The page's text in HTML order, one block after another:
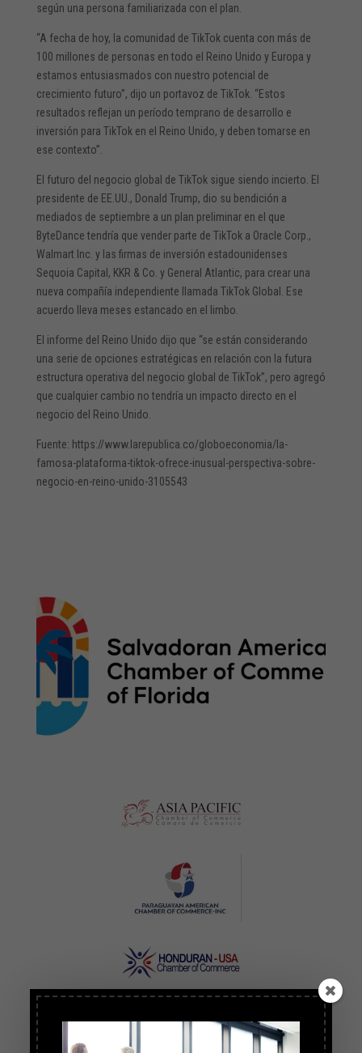
según una persona familiarizada con el plan.
“A fecha de hoy, la comunidad de TikTok cuenta con más de
100 millones de personas en todo el Reino Unido y Europa y
estamos entusiasmados con nuestro potencial de
crecimiento futuro”, dijo un portavoz de TikTok. “Estos
resultados reflejan un período temprano de desarrollo e
inversión para TikTok en el Reino Unido, y deben tomarse en
ese contexto”.
El futuro del negocio global de TikTok sigue siendo incierto. El
presidente de EE.UU., Donald Trump, dio su bendición a
mediados de septiembre a un plan preliminar en el que
ByteDance tendría que vender parte de TikTok a Oracle Corp.,
Walmart Inc. y las firmas de inversión estadounidenses
Sequoia Capital, KKR & Co. y General Atlantic, para crear una
nueva compañía independiente llamada TikTok Global. Ese
acuerdo lleva meses estancado en el limbo.
El informe del Reino Unido dijo que “se están considerando
una serie de opciones estratégicas en relación con la futura
estructura operativa del negocio global de TikTok”, pero agregó
que cualquier cambio no tendría un impacto directo en el
negocio del Reino Unido.
Fuente: https://www.larepublica.co/globoeconomia/la-
famosa-plataforma-tiktok-ofrece-inusual-perspectiva-sobre-
negocio-en-reino-unido-3105543